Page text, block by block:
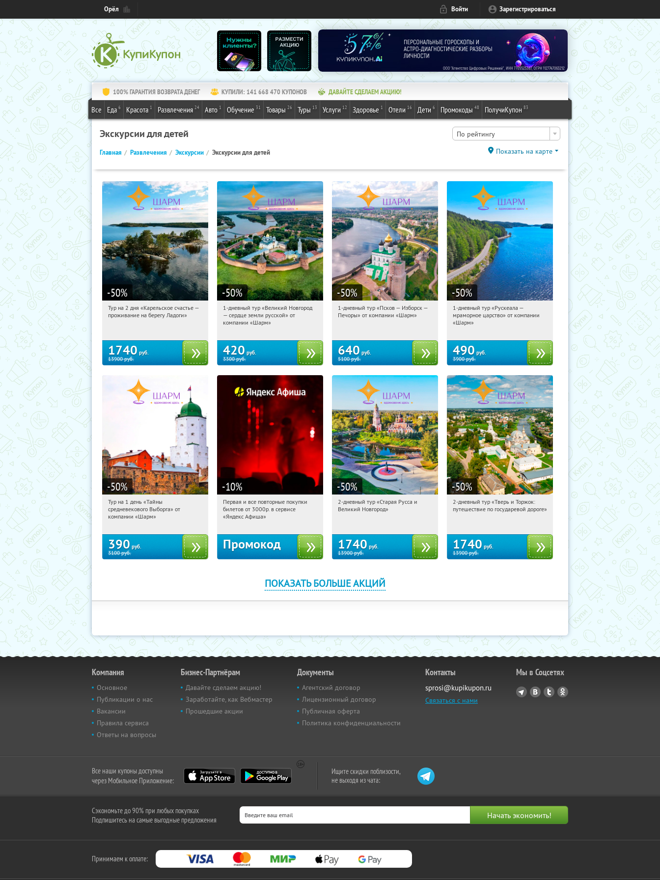
Орёл Войти Зарегистрироваться
100% ГАРАНТИЯ ВОЗВРАТА ДЕНЕГ КУПИЛИ: 141 668 470КУПОНОВ ДАВАЙТЕ СДЕЛАЕМ АКЦИЮ!
Все Еда 6 Красота 1 Развлечения 24 Авто 1 Обучение 31 Товары 26 Туры 13 Услуги 12 Здоровье 1 Отели 16 Дети 6 Промокоды 48 ПолучиКупон 83
Экскурсии для детей По рейтингу
Главная Развлечения Экскурсии Экскурсии для детей Показать на карте
-50%
11:49:58 Купили:39
Тур на 2 дня «Карельское счастье —
проживание на берегу Ладоги»
1740 руб.
13900руб.
-50%
11:49:58 Купили:22
Достоевская
1-дневный тур «Великий Новгород
— сердце земли русской» от
компании «Шарм»
420 руб.
3300руб.
-50%
11:49:58 Купили:12
1-дневный тур «Псков — Изборск —
Печоры» от компании «Шарм»
640 руб.
5100руб.
-50%
11:49:58 Купили:
Достоевская
1-дневный тур «Рускеала —
мраморное царство» от компании
«Шарм»
490 руб.
3900руб.
-50%
11:49:58
Достоевская
Тур на 1 день «Тайны
средневекового Выборга» от
компании «Шарм»
390 руб.
3100руб.
-10%
11:49:58 Получили:
Россия
Первая и все повторные покупки
билетов от 3000р. в сервисе
«Яндекс Афиша»
Промокод
-50%
11:49:58 Купили:
2-дневный тур «Старая Русса и
Великий Новгород»
1740 руб.
13900руб.
-50%
11:49:58 Купили:
2-дневный тур «Тверь и Торжок:
путешествие по государевой дороге»
1740 руб.
13900руб.
ПОКАЗАТЬ БОЛЬШЕ АКЦИЙ
Компания
Основное
Публикации о нас
Вакансии
Правила сервиса
Ответы на вопросы
Бизнес-Партнёрам
Давайте сделаем акцию!
Заработайте, как Вебмастер
Прошедшие акции
Документы
Агентский договор
Лицензионный договор
Публичная оферта
Политика конфиденциальности
Контакты
sprosi@kupikupon.ru
Связаться с нами
Мы в Соцсетях
Все наши купоны доступны
через Мобильное Приложение:
Ищите скидки поблизости,
не выходя из чата:
Сэкономьте до 90% при любых покупках
Подпишитесь на самые выгодные предложения
Принимаем к оплате: